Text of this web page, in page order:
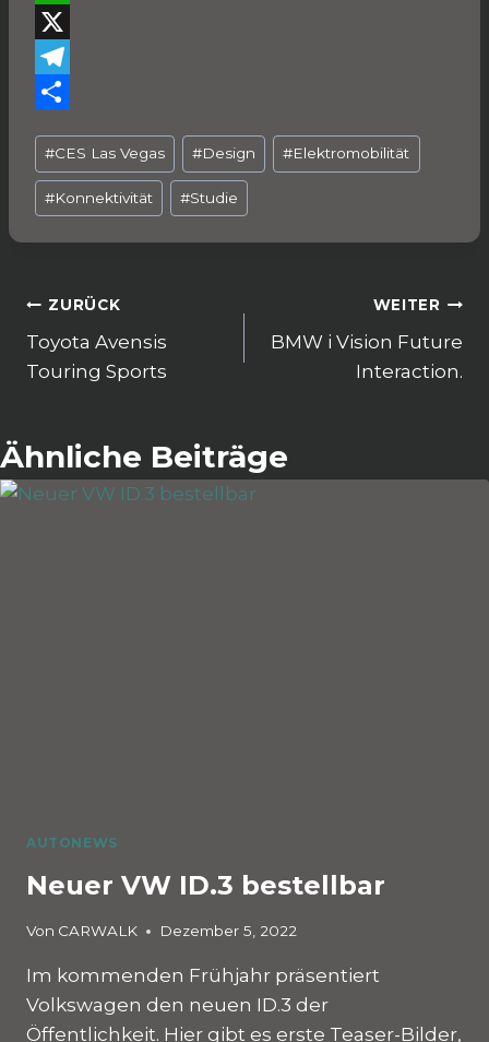
c
e
b
o
k
m
a
W
h
a
A
X
T
e
a
m
e
n
Schlagworte:
#CES Las Vegas #Design #Elektromobilität
#Konnektivität #Studie
Beitragsnavigation
ZURÜCK
Toyota Avensis
Touring Sports
WEITER
BMW i Vision Future
Interaction.
Ähnliche Beiträge
AUTONEWS
Neuer VW ID.3 bestellbar
Von CARWALK Dezember 5, 2022
Im kommenden Frühjahr präsentiert
Volkswagen den neuen ID.3 der
Öffentlichkeit. Hier gibt es erste Teaser-Bilder,